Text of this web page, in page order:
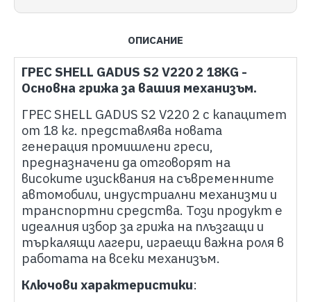
ОПИСАНИЕ
ГРЕС SHELL GADUS S2 V220 2 18KG -
Основна грижа за вашия механизъм.
ГРЕС SHELL GADUS S2 V220 2 с капацитет
от 18 кг. представлява новата
генерация промишлени греси,
предназначени да отговорят на
високите изисквания на съвременните
автомобили, индустриални механизми и
транспортни средства. Този продукт е
идеалния избор за грижа на плъзгащи и
търкалящи лагери, играещи важна роля в
работата на всеки механизъм.
Ключови характеристики: